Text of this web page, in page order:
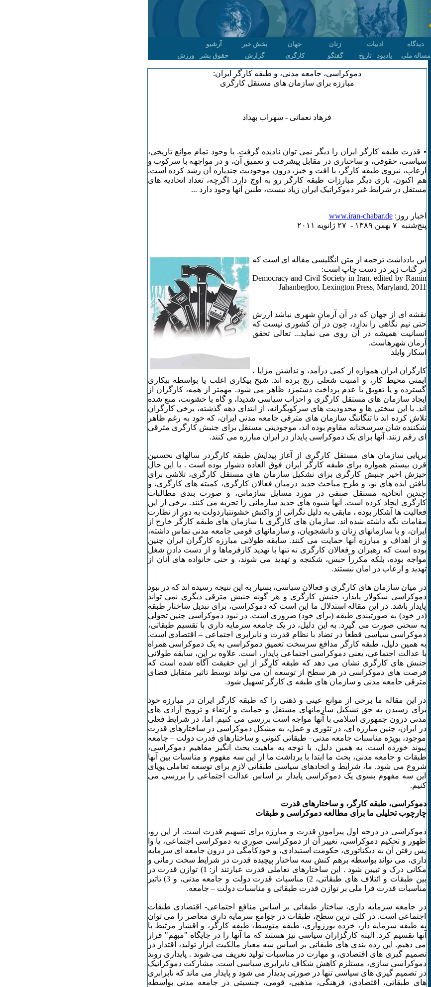
دیدگاه ادبیات زنان جهان بخش خبر
آرشیو
مساله ملی یادبود - تاریخ گفتگو کارگری گزارش حقوق بشر ورزش
دموکراسی، جامعه مدنی، و طبقه کارگر ایران:
مبارزه برای سازمان های مستقل کارگری
فرهاد نعمانی - سهراب بهداد
• قدرت طبقه کارگر ایران را دیگر نمی توان نادیده گرفت. با وجود تمام موانع تاریخی،
سیاسی، حقوقی، و ساختاری در مقابل پیشرفت و تعمیق آن، و در مواجهه با سرکوب و
ارعاب، نیروی طبقه کارگر، با افت و خیز، درون موجودیت چندپاره آن رشد کرده است.
هم اکنون، باری دیگر مبارزات طبقه کارگر رو به اوج دارد. اگرچه، تعداد اتحادیه های
مستقل در شرایط غیر دموکراتیک ایران زیاد نیست، طنین آنها وجود دارد ...
اخبار روز:www.iran-chabar.de
پنج‌شنبه ۷ بهمن ۱٣٨۹ - ۲۷ ژانويه ۲۰۱۱
این یادداشت ترجمه از متن انگلیسی مقاله ای است که
در گتاب زیر در دست چاپ است:
Democracy and Civil Society in Iran, edited by Ramin
Jahanbegloo, Lexington Press, Maryland, 2011
نقشه ای از جهان که در آن آرمان شهری نباشد ارزش
حتی نیم نگاهی را ندارد، چون در آن کشوری نیست که
انسانیت همیشه در آن روی می نماید... تعالی تحقق
آرمان شهرهاست.
اسکار وایلد
کارگران ایران همواره از کمی درآمد، و نداشتن مزایا ،
ایمنی محیط کار، و امنیت شغلی رنج برده اند. شبح بیکاری اغلب یا بواسطه بیکاری
گسترده و یا تعویق یا عدم پرداخت دستمزد ظاهر می شود. مهمتر از همه، کارگران از
ایجاد سازمان های مستقل کارگری و احزاب سیاسی شدیدا، و گاه با خشونت، منع شده
اند. با این سختی ها و محدودیت های سرکوبگرانه، از ابتدای دهه گذشته، برخی کارگران
تلاش کرده اند تا تنگاتنگ سازمان های مترقی جامعه مدنی ایران، که خود به رغم ظاهر
شکننده شان سرسختانه مقاوم بوده اند، موجودیتی مستقل برای جنبش کارگری مترقی
ای رقم زنند. آنها برای یک دموکراسی پایدار در ایران مبارزه می کنند.
برپایی سازمان های مستقل کارگری از آغاز پیدایش طبقه کارگردر سالهای نخستین
قرن بیستم همواره برای طبقه کارگر ایران فوق العاده دشوار بوده است . با این حال
خیزش اخیر جنبش کارگری برای تشکیل سازمان های مستقل کارگری، تلاشی برای
یافتن ایده های نو، و طرح مباحث جدید درمیان فعالان کارگری، کمیته های کارگری، و
چندین اتحادیه مستقل صنفی در مورد مسایل سازمانی، و صورت بندی مطالبات
کارگری ایجاد کرده است. آنها شیوه های جدید سازمانی را تجربه می کنند. برخی از این
فعالیت ها آشکار بوده ، مابقی به دلیل نگرانی از واکنش خشونتباردولت به دور از نظارت
مقامات نگه داشته شده اند. سازمان های کارگری با سازمان های طبقه کارگر خارج از
ایران، و با سازمانهای زنان و دانشجویان، و سازمانهای قومی جامعه مدنی تماس داشته،
و از اهداف و مبارزه آنها حمایت می کنند. سابقه طولانی مبارزه کارگران ایران چنین
بوده است که رهبران و فعالان کارگری نه تنها با تهدید کارفرماها و از دست دادن شغل
مواجه بوده، بلکه مکرراً حبس، شکنجه و تهدید می شوند، و حتی خانواده های آنان از
تهدید و ارعاب در امان نیستند.
در میان سازمان های کارگری و فعالان سیاسی، بسیار به این نتیجه رسیده اند که در نبود
دموکراسی سکولار پایدار، جنبش کارگری و هر گونه جنبش مترقی دیگری نمی تواند
پایدار باشد. در این مقاله استدلال ما این است که دموکراسی، برای تبدیل ساختار طبقه
(در خود) به صورتبندی طبقه (برای خود) ضروری است. در نبود دموکراسی چنین تحولی
به سختی صورت می گیرد. به این دلیل، در یک جامعه سرمایه داری با تقسیم طبقاتی،
دموکراسی سیاسی قطعاً در تضاد با نظام قدرت و نابرابری اجتماعی – اقتصادی است.
به همین دلیل، طبقه کارگر مدافع سرسخت تعمیق دموکراسی به یک دموکراسی همراه
با عدالت اجتماعی، یعنی دموکراسی اجتماعی پایدار، است. علاوه بر این، سابقه طولانی
جنبش های کارگری نشان می دهد که طبقه کارگر از این حقیقت آگاه شده است که
فرصت های دموکراسی در هر سطح از توسعه آن می تواند توسط تاثیر متقابل فضای
مترقی جامعه مدنی و سازمان های طبقه ی کارگر تسهیل شود.
در این مقاله ما برخی از موانع عینی و ذهنی را که طبقه کارگر ایران در مبارزه خود
برای رسیدن به حق تشکیل سازمانهای مستقل و حمایت و ارتقاء و ترویج آزادی های
مدنی درون جمهوری اسلامی با آنها مواجه است بررسی می کنیم. اما، در شرایط فعلی
در ایران، چنین مبارزه ای، در تئوری و عمل، به مشکل دموکراسی در ساختارهای قدرت
موجود، بویژه مناسبات جامعه مدنی– طبقاتی کنونی و ساختارهای قدرت دولت – جامعه
پیوند خورده است. به همین دلیل، با توجه به ماهیت بحث انگیز مفاهیم دموکراسی،
طبقات و جامعه مدنی، بحث ما ابتدا با برداشت ما از این سه مفهوم و مناسبات بین آنها
شروع می شود. ما، شرایط و اتحادهای سیاسی طبقاتی لازم برای توسعه تعاملی پویای
این سه مفهوم بسوی یک دموکراسی پایدار بر اساس عدالت اجتماعی را بررسی می
کنیم.
دموکراسی، طبقه کارگر، و ساختارهای قدرت
چارچوب تحلیلی ما برای مطالعه دموکراسی و طبقات
دموکراسی در درجه اول پیرامون قدرت و مبارزه برای تسهیم قدرت است. از این رو،
ظهور و تحکیم دموکراسی، تغییر آن از دموکراسی صوری به دموکراسی اجتماعی، یا وا
پس رفتن آن به دیکتاتوری، حکومت استبدادی، و خودکامگی در درون جامعه ای سرمایه
داری، می تواند بواسطه برهم کنش سه ساختار پیچیده قدرت در شرایط سخت زمانی و
مکانی درک و تبیین شود . این ساختارهای تعاملی قدرت عبارتند از: 1) توازن قدرت در
بین طبقات و ائتلاف های طبقاتی، 2) مناسبات قدرت دولت و جامعه مدنی، و 3) تاثیر
مناسبات قدرت فرا ملی بر توازن قدرت طبقاتی و مناسبات دولت – جامعه.
در جامعه سرمایه داری، ساختار طبقاتی بر اساس منافع اجتماعی- اقتصادی طبقات
اجتماعی است. در کلی ترین سطح، طبقات در جوامع سرمایه داری معاصر را می توان
به طبقه سرمایه دار، خرده بورژوازی، طبقه متوسط، طبقه کارگر، و اقشار مرتبط با
آنها تقسیم کرد. البته کارگزاران سیاسی نیز هستند که ما آنها را در جایگاه "مبهم" قرار
می دهیم. این رده بندی های طبقاتی بر اساس سه معیار مالکیت ابزار تولید، اقتدار در
تصمیم گیری های اقتصادی، و مهارت در مناسبات تولید تعریف می شوند . پایداری روند
دموکراسی سازی، مستلزم کاهش شکاف نابرابری سیاسی است. مشارکت دموکراتیک
در تصمیم گیری های سیاسی تنها در صورتی پدیدار می شود و پایدار می ماند که نابرابری
های طبقاتی، اقتصادی، فرهنگی، مذهبی، قومی، جنسیتی در جامعه مدنی بواسطه